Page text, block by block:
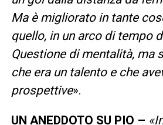
Ma è migliorato in tante
quello, in un arco di tempo
Questione di mentalità, ma
che era un talento e che
prospettive».
UN ANEDDOTO SU PIO –